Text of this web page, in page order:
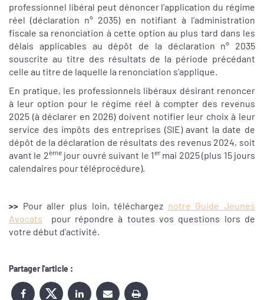
professionnel libéral peut dénoncer l’application du régime
réel (déclaration n° 2035) en notifiant à l’administration
fiscale sa renonciation à cette option au plus tard dans les
délais applicables au dépôt de la déclaration n° 2035
souscrite au titre des résultats de la période précédant
celle au titre de laquelle la renonciation s'applique.
En pratique, les professionnels libéraux désirant renoncer
à leur option pour le régime réel à compter des revenus
2025 (à déclarer en 2026) doivent notifier leur choix à leur
service des impôts des entreprises (SIE) avant la date de
dépôt de la déclaration de résultats des revenus 2024, soit
avant le 2èmejour ouvré suivant le 1ermai 2025 (plus 15 jours
calendaires pour téléprocédure).
>> Pour aller plus loin, téléchargez notre Guide Jeunes
Avocats pour répondre à toutes vos questions lors de
votre début d'activité.
Partager l'article :